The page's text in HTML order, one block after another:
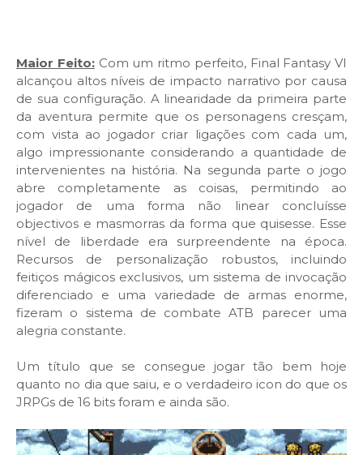
Maior Feito:Com um ritmo perfeito, Final Fantasy VI
alcançou altos níveis de impacto narrativo por causa
de sua configuração. A linearidade da primeira parte
da aventura permite que os personagens cresçam,
com vista ao jogador criar ligações com cada um,
algo impressionante considerando a quantidade de
intervenientes na história. Na segunda parte o jogo
abre completamente as coisas, permitindo ao
jogador de uma forma não linear concluísse
objectivos e masmorras da forma que quisesse. Esse
nível de liberdade era surpreendente na época.
Recursos de personalização robustos, incluindo
feitiços mágicos exclusivos, um sistema de invocação
diferenciado e uma variedade de armas enorme,
fizeram o sistema de combate ATB parecer uma
alegria constante.
Um título que se consegue jogar tão bem hoje
quanto no dia que saiu, e o verdadeiro icon do que os
JRPGs de 16 bits foram e ainda são.